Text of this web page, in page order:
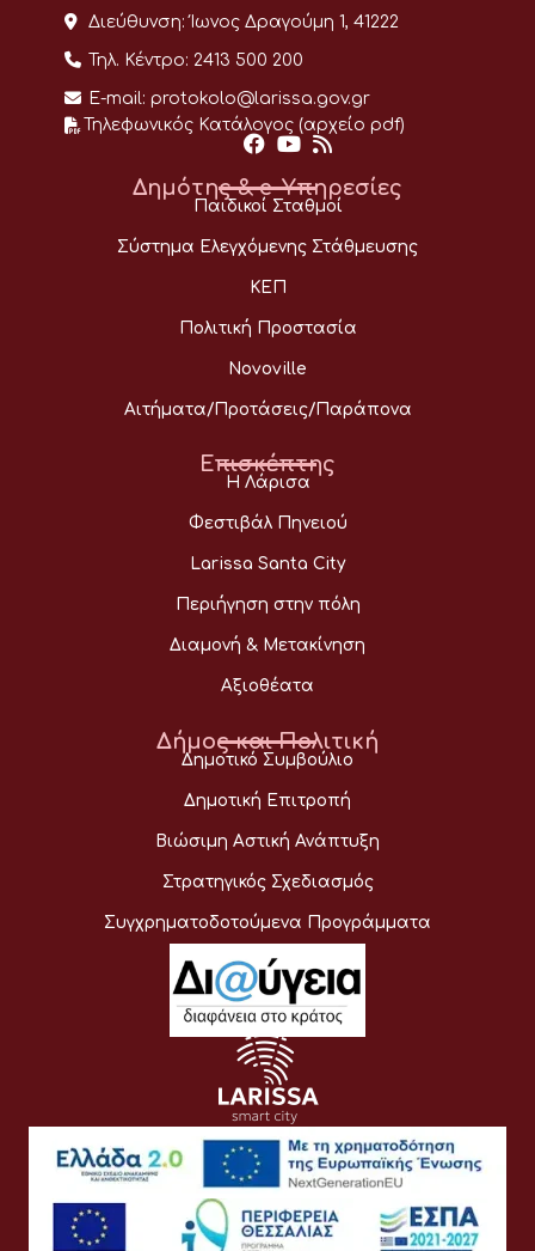
Διεύθυνση: Ίωνος Δραγούμη 1, 41222
Τηλ. Κέντρο: 2413 500 200
E-mail: protokolo@larissa.gov.gr
Τηλεφωνικός Κατάλογος (αρχείο pdf)
Δημότης & e-Υπηρεσίες
Παιδικοί Σταθμοί
Σύστημα Ελεγχόμενης Στάθμευσης
ΚΕΠ
Πολιτική Προστασία
Novoville
Αιτήματα/Προτάσεις/Παράπονα
Επισκέπτης
Η Λάρισα
Φεστιβάλ Πηνειού
Larissa Santa City
Περιήγηση στην πόλη
Διαμονή & Μετακίνηση
Αξιοθέατα
Δήμος και Πολιτική
Δημοτικό Συμβούλιο
Δημοτική Επιτροπή
Βιώσιμη Αστική Ανάπτυξη
Στρατηγικός Σχεδιασμός
Συγχρηματοδοτούμενα Προγράμματα